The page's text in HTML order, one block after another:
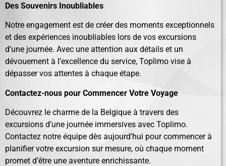
Des Souvenirs Inoubliables
Notre engagement est de créer des moments exceptionnels
et des expériences inoubliables lors de vos excursions
d’une journée. Avec une attention aux détails et un
dévouement à l’excellence du service, Toplimo vise à
dépasser vos attentes à chaque étape.
Contactez-nous pour Commencer Votre Voyage
Découvrez le charme de la Belgique à travers des
excursions d’une journée immersives avec Toplimo.
Contactez notre équipe dès aujourd’hui pour commencer à
planifier votre excursion sur mesure, où chaque moment
promet d’être une aventure enrichissante.